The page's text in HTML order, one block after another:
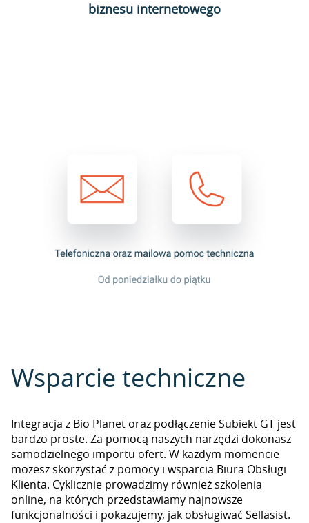
biznesu internetowego
Wsparcie techniczne
Integracja z Bio Planet oraz podłączenie Subiekt GT jest
bardzo proste. Za pomocą naszych narzędzi dokonasz
samodzielnego importu ofert. W każdym momencie
możesz skorzystać z pomocy i wsparcia Biura Obsługi
Klienta. Cyklicznie prowadzimy również szkolenia
online, na których przedstawiamy najnowsze
funkcjonalności i pokazujemy, jak obsługiwać Sellasist.